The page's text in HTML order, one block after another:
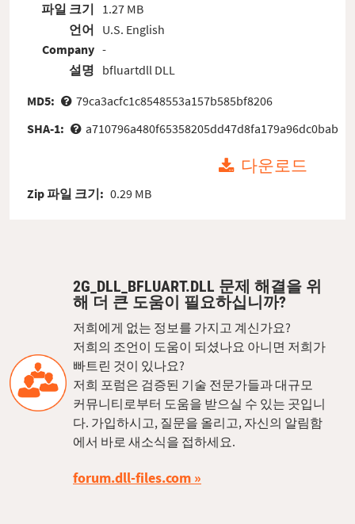
파일 크기
언어
Company
설명
1.27 MB
U.S. English
-
bfluartdll DLL
MD5:
79ca3acfc1c8548553a157b585bf8206
SHA-1:
a710796a480f65358205dd47d8fa179a96dc0bab
다운로드
Zip 파일 크기: 0.29 MB
2G_DLL_BFLUART.DLL 문제 해결을 위
해 더 큰 도움이 필요하십니까?
저희에게 없는 정보를 가지고 계신가요?
저희의 조언이 도움이 되셨나요 아니면 저희가
빠트린 것이 있나요?
저희 포럼은 검증된 기술 전문가들과 대규모
커뮤니티로부터 도움을 받으실 수 있는 곳입니
다. 가입하시고, 질문을 올리고, 자신의 알림함
에서 바로 새소식을 접하세요.
forum.dll-files.com